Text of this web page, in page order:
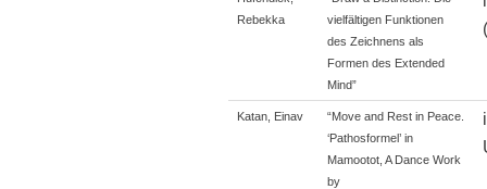
Rebekka
vielfältigen Funktionen
des Zeichnens als
Formen des Extended
Mind”
Katan, Einav
“Move and Rest in Peace.
‘Pathosformel’ in
Mamootot, A Dance Work
by